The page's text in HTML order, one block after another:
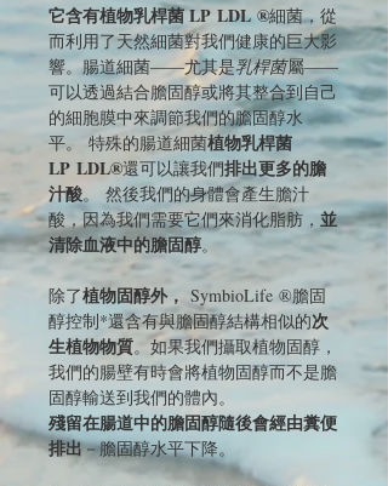
它含有植物乳桿菌 LP LDL ®細菌，從
而利用了天然細菌對我們健康的巨大影
響。腸道細菌——尤其是乳桿菌屬——
可以透過結合膽固醇或將其整合到自己
的細胞膜中來調節我們的膽固醇水
平。 特殊的腸道細菌植物乳桿菌
LP LDL®還可以讓我們排出更多的膽
汁酸。 然後我們的身體會產生膽汁
酸，因為我們需要它們來消化脂肪， 並
清除血液中的膽固醇。
除了植物固醇外， SymbioLife ®膽固
醇控制*還含有與膽固醇結構相似的次
生植物物質。如果我們攝取植物固醇，
我們的腸壁有時會將植物固醇而不是膽
固醇輸送到我們的體內。
殘留在腸道中的膽固醇隨後會經由糞便
排出－膽固醇水平下降。